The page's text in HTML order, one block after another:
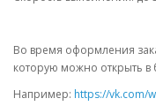
Во время оформления
которую можно открыть в
Например: https://vk.com/